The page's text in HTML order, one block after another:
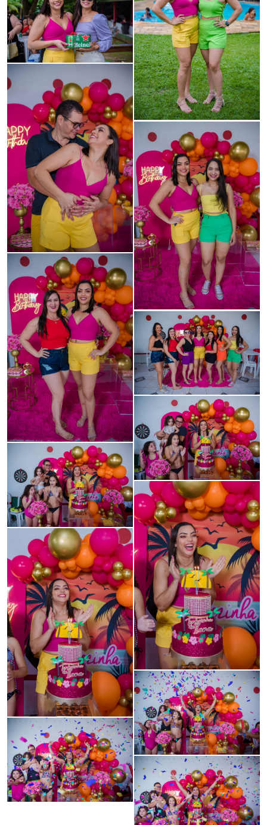
Guardar
Guardar
Guardar
Guardar
Guardar
Guardar
Guardar
Guardar
Guardar
Guardar